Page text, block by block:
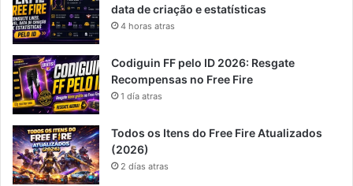
data de criação e estatísticas
4 horas atras
Codiguin FF pelo ID 2026: Resgate
Recompensas no Free Fire
1 día atras
Todos os Itens do Free Fire Atualizados
(2026)
2 días atras